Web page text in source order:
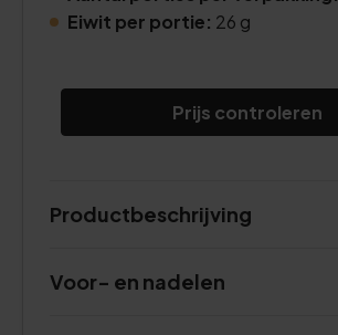
Eiwit per portie: 26 g
Prijs controleren
Productbeschrijving
Voor- en nadelen